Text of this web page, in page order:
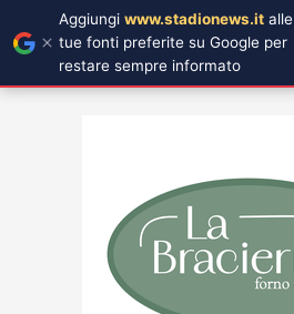
Aggiungi www.stadionews.it alle
tue fonti preferite su Google per
restare sempre informato